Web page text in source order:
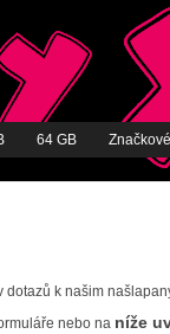
64 GB
dotazů k našim
nebo na níže